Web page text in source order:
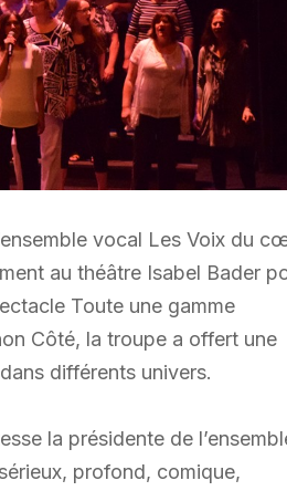
vocal Les Voix du
au théâtre Isabel Bader
Toute une gamme
Côté, la troupe a offert une
différents univers.
la présidente de
profond, comique,